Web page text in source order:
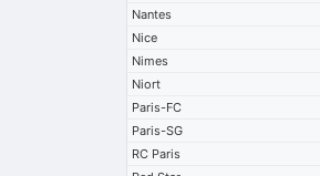
Nantes
Nice
Nimes
Niort
Paris-FC
Paris-SG
RC Paris